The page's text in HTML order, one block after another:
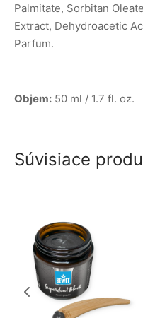
Palmitate, Sorbitan
Extract, Dehydroacetic
Parfum.
Objem: 50 ml / 1.7 fl. oz.
Súvisiace